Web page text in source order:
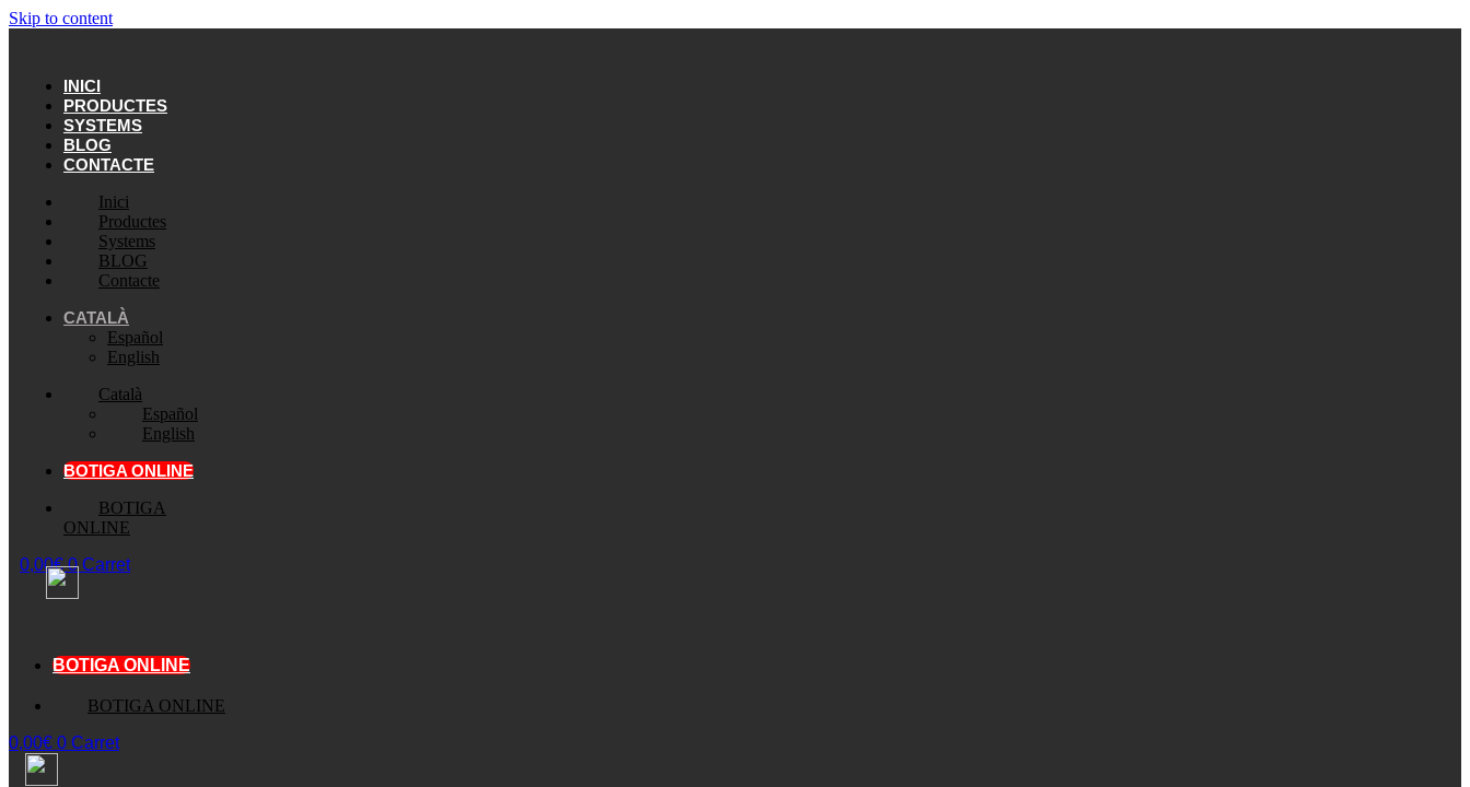
Skip to content
INICI
PRODUCTES
SYSTEMS
BLOG
CONTACTE
Inici
Productes
Systems
BLOG
Contacte
CATALÀ
Español
English
Català
Español
English
BOTIGA ONLINE
BOTIGA
ONLINE
0,00€ 0 Carret
BOTIGA ONLINE
BOTIGA ONLINE
0,00€ 0 Carret